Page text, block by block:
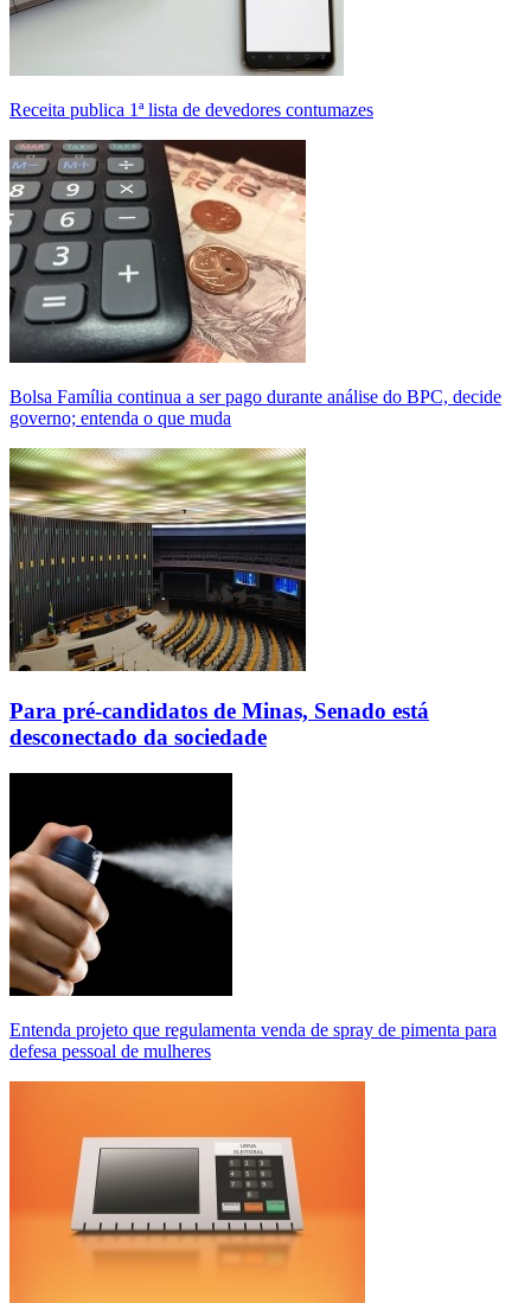
Receita publica 1ª lista de devedores contumazes
Bolsa Família continua a ser pago durante análise do BPC, decide
governo; entenda o que muda
Para pré-candidatos de Minas, Senado está
desconectado da sociedade
Entenda projeto que regulamenta venda de spray de pimenta para
defesa pessoal de mulheres